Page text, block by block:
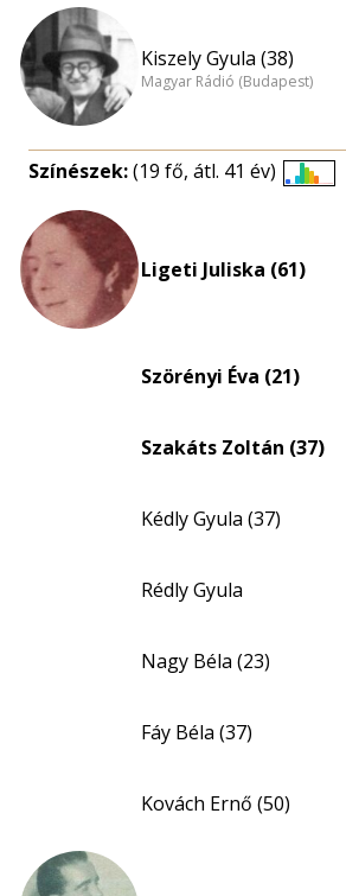
Kiszely Gyula (38)
Magyar Rádió (Budapest)
Színészek:(19 fő, átl. 41 év)
Ligeti Juliska (61)
Szörényi Éva (21)
Szakáts Zoltán (37)
Kédly Gyula (37)
Rédly Gyula
Nagy Béla (23)
Fáy Béla (37)
Kovách Ernő (50)